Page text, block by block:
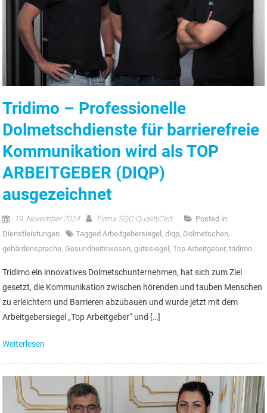
Tridimo – Professionelle
Dolmetschdienste für barrierefreie
Kommunikation wird als TOP
ARBEITGEBER (DIQP)
ausgezeichnet
19. November 2024 Firma SQC-QualityCert
Posted in
Dienstleistungen
Tagged Arbeitgebersiegel ,diqp, Dolmetschen,
gebärdensprache, Gesundheitswesen,gütesiegel ,Top Arbeitgeber,tridimo
Tridimo ein innovatives Dolmetschunternehmen, hat sich zum Ziel
gesetzt, die Kommunikation zwischen hörenden und tauben Menschen
zu erleichtern und Barrieren abzubauen und wurde jetzt mit dem
Arbeitgebersiegel „Top Arbeitgeber“ und […]
Weiterlesen